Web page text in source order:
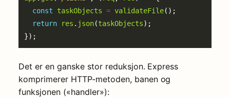
const
taskObjects = validateFile
return
res . json(taskObjects
Det er en ganske stor reduksjon. Express
komprimerer HTTP-metoden, banen og
funksjonen («handler»):